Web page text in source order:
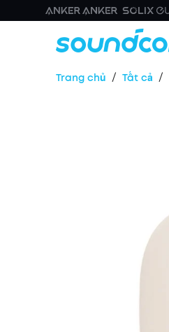
Trang chủ / Tất cả /